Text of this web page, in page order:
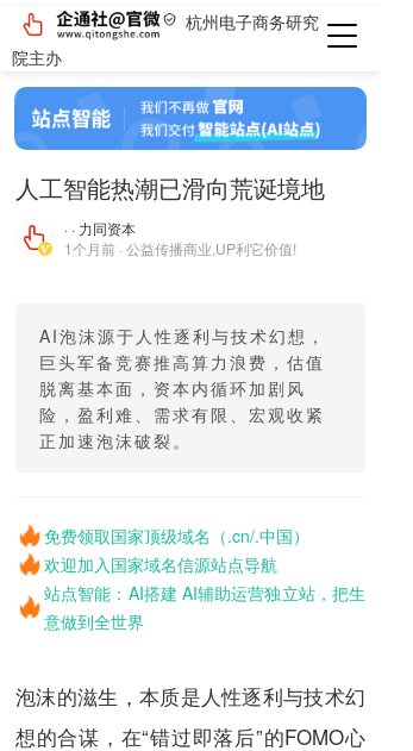
杭州电子商务研究
院主办
人工智能热潮已滑向荒诞境地
· · 力同资本
1个月前 · 公益传播商业,UP利它价值!
AI泡沫源于人性逐利与技术幻想，
巨头军备竞赛推高算力浪费，估值
脱离基本面，资本内循环加剧风
险，盈利难、需求有限、宏观收紧
正加速泡沫破裂。
免费领取国家顶级域名（.cn/.中国）
欢迎加入国家域名信源站点导航
站点智能：AI搭建 AI辅助运营独立站，把生
意做到全世界
泡沫的滋生，本质是人性逐利与技术幻
想的合谋，在“错过即落后”的FOMO心